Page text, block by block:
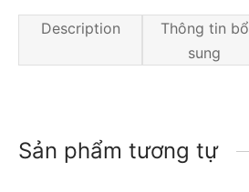
Description
Thông tin bổ
sung
Sản phẩm tương tự